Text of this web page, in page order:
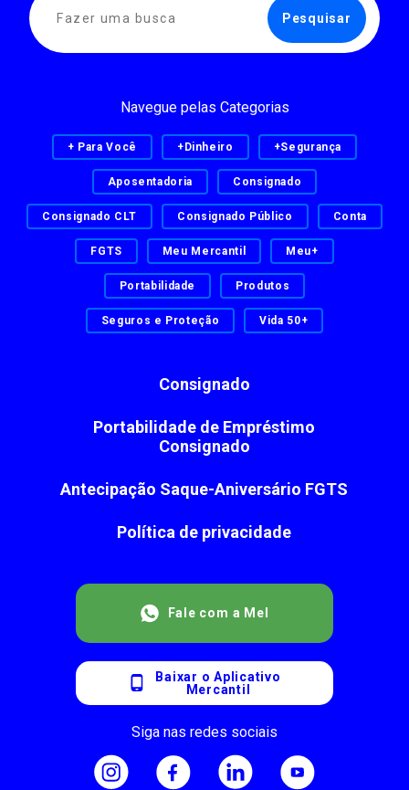
Consignado
Portabilidade de Empréstimo
Consignado
Antecipação Saque-Aniversário FGTS
Política de privacidade
Fale com a Mel
Baixar o Aplicativo
Mercantil
Siga nas redes sociais
Navegue pelas Categorias
+ Para Você +Dinheiro +Segurança
Aposentadoria Consignado
Consignado CLT Consignado Público Conta
FGTS Meu Mercantil Meu+
Portabilidade Produtos
Seguros e Proteção Vida 50+